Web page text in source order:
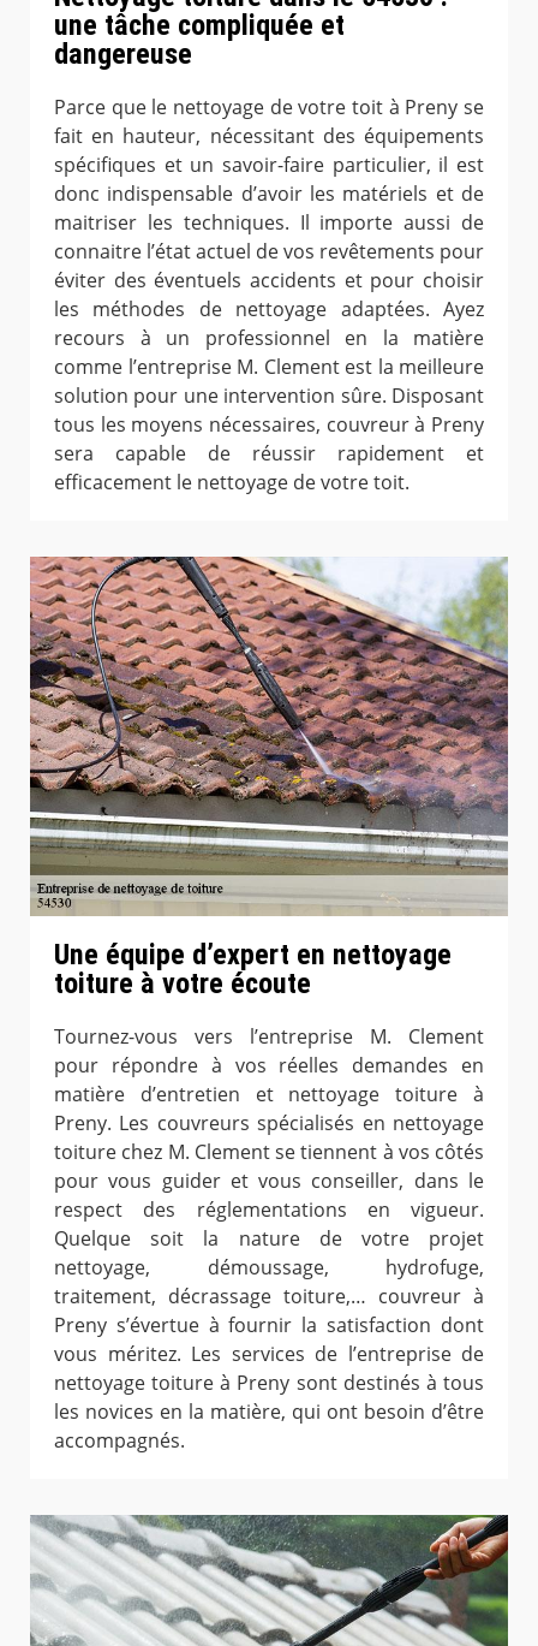
une tâche compliquée et
dangereuse
Parce que le nettoyage de votre toit à Preny se
fait en hauteur, nécessitant des équipements
spécifiques et un savoir-faire particulier, il est
donc indispensable d’avoir les matériels et de
maitriser les techniques. Il importe aussi de
connaitre l’état actuel de vos revêtements pour
éviter des éventuels accidents et pour choisir
les méthodes de nettoyage adaptées. Ayez
recours à un professionnel en la matière
comme l’entreprise M. Clement est la meilleure
solution pour une intervention sûre. Disposant
tous les moyens nécessaires, couvreur à Preny
sera capable de réussir rapidement et
efficacement le nettoyage de votre toit.
Une équipe d’expert en nettoyage
toiture à votre écoute
Tournez-vous vers l’entreprise M. Clement
pour répondre à vos réelles demandes en
matière d’entretien et nettoyage toiture à
Preny. Les couvreurs spécialisés en nettoyage
toiture chez M. Clement se tiennent à vos côtés
pour vous guider et vous conseiller, dans le
respect des réglementations en vigueur.
Quelque soit la nature de votre projet
nettoyage, démoussage, hydrofuge,
traitement, décrassage toiture,… couvreur à
Preny s’évertue à fournir la satisfaction dont
vous méritez. Les services de l’entreprise de
nettoyage toiture à Preny sont destinés à tous
les novices en la matière, qui ont besoin d’être
accompagnés.